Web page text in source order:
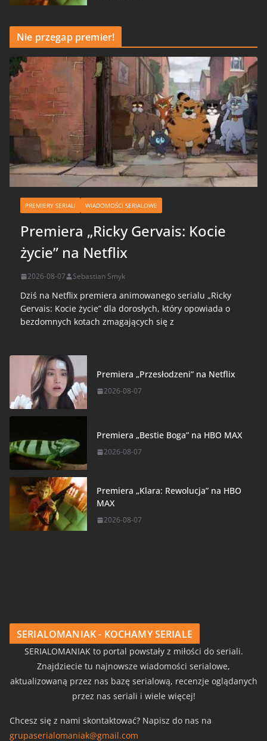
Nie przegap premier!
PREMIERY SERIALI WIADOMOŚCI SERIALOWE
Premiera „Ricky Gervais: Kocie
życie” na Netflix
2026-08-07 Sebastian Smyk
Dziś na Netflix premiera animowanego serialu „Ricky
Gervais: Kocie życie” dla dorosłych, który opowiada o
bezdomnych kotach zmagających się z
Premiera „Przesłodzeni” na Netflix
2026-08-07
Premiera „Bestie Boga” na HBO MAX
2026-08-07
Premiera „Klara: Rewolucja” na HBO
MAX
2026-08-07
SERIALOMANIAK - KOCHAMY SERIALE
SERIALOMANIAK to portal powstały z miłości do seriali.
Znajdziecie tu najnowsze wiadomości serialowe,
aktualizowaną przez nas bazę serialową, recenzje oglądanych
przez nas seriali i wiele więcej!
Chcesz się z nami skontaktować? Napisz do nas na
grupaserialomaniak@gmail.com